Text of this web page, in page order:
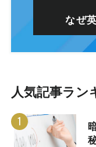
なぜ
人気記事ラン